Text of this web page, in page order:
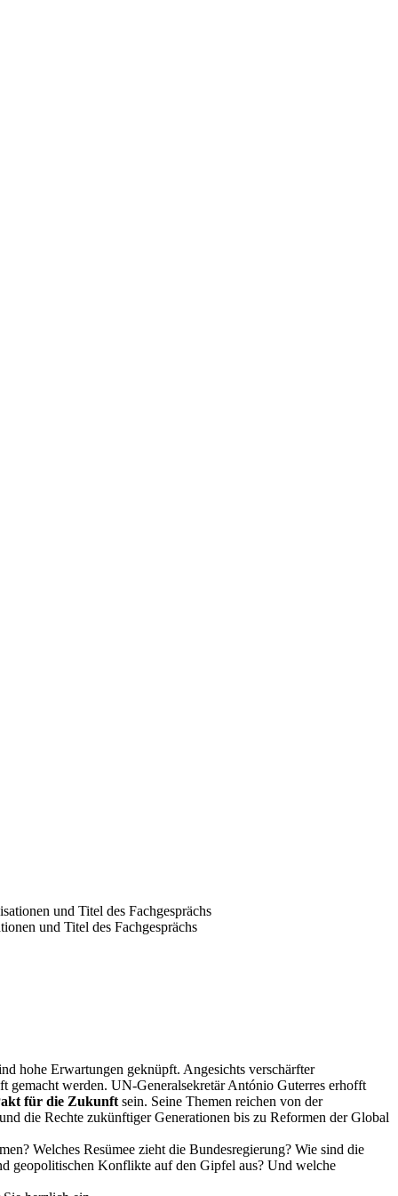
und Titel des Fachgesprächs
hohe Erwartungen geknüpft. Angesichts verschärfter
werden. UN-Generalsekretär António Guterres erhofft
für die Zukunft sein. Seine Themen reichen von der
die Rechte zukünftiger Generationen bis zu Reformen der Global
Welches Resümee zieht die Bundesregierung? Wie sind die
geopolitischen Konflikte auf den Gipfel aus? Und welche